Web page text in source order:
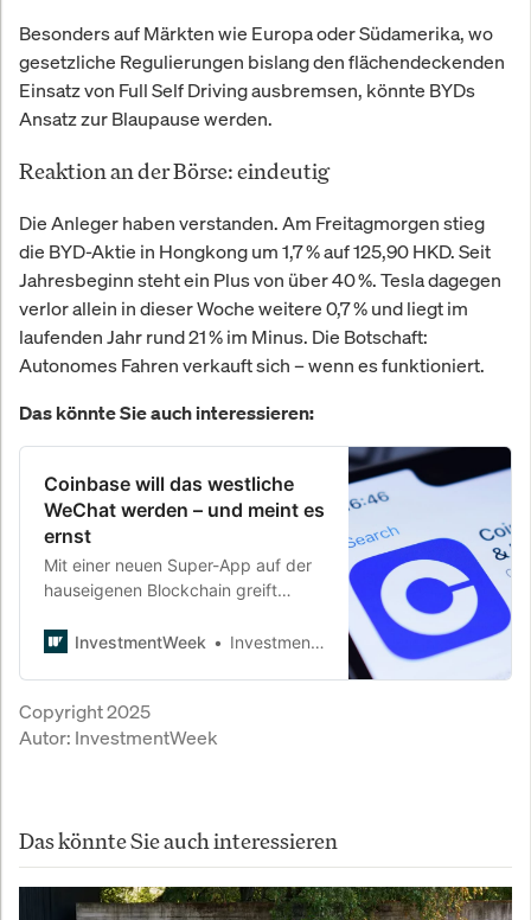
Besonders auf Märkten wie Europa oder Südamerika, wo
gesetzliche Regulierungen bislang den flächendeckenden
Einsatz von Full Self Driving ausbremsen, könnte BYDs
Ansatz zur Blaupause werden.
Reaktion an der Börse: eindeutig
Die Anleger haben verstanden. Am Freitagmorgen stieg
die BYD-Aktie in Hongkong um 1,7 % auf 125,90 HKD. Seit
Jahresbeginn steht ein Plus von über 40 %. Tesla dagegen
verlor allein in dieser Woche weitere 0,7 % und liegt im
laufenden Jahr rund 21 % im Minus. Die Botschaft:
Autonomes Fahren verkauft sich – wenn es funktioniert.
Das könnte Sie auch interessieren:
Coinbase will das westliche
WeChat werden – und meint es
ernst
Mit einer neuen Super-App auf der
hauseigenen Blockchain greift
ein, um sich unabhängiger vom
Vormachtstellung von PayPal, Apple
Pay und Visa.
InvestmentWeek InvestmentWeek
Copyright 2025
Autor: InvestmentWeek
Das könnte Sie auch interessieren